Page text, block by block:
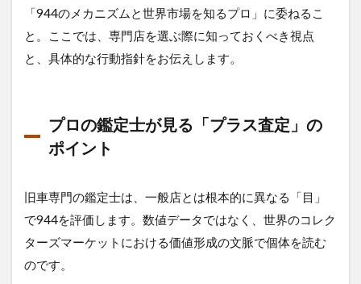
「944のメカニズムと世界市場を知るプロ」に委ねるこ
と。ここでは、専門店を選ぶ際に知っておくべき視点
と、具体的な行動指針をお伝えします。
プロの鑑定士が見る「プラス査定」の
ポイント
旧車専門の鑑定士は、一般店とは根本的に異なる「目」
で944を評価します。数値データではなく、世界のコレク
ターズマーケットにおける価値形成の文脈で個体を読む
のです。